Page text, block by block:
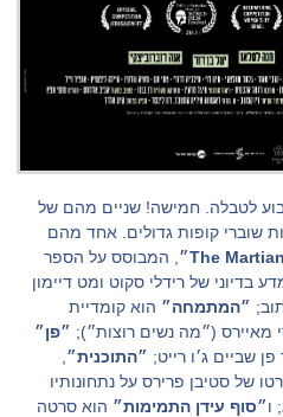
לטבלה. חמישה! שניים מהם של
שוברי קופות גדולים. אחד מהם
, המבוסס על הספר
של רידלי סקוט ומט דיימון
״המתמחה״ הוא קומדיית
(״מה נשים רוצות״); ״פן״
שביים ג׳ו רייט; ״התוכנית״
של סטיבן פרירס על נתחונותיו
ו״סוף עידן התמימות״ הוא סרטה